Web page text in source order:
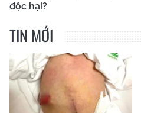
độc hại?
TIN MỚI